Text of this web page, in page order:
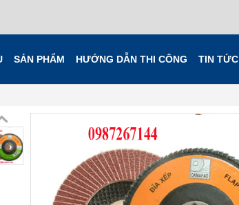
SẢN PHẨM HƯỚNG DẪN THI CÔNG TIN TỨC